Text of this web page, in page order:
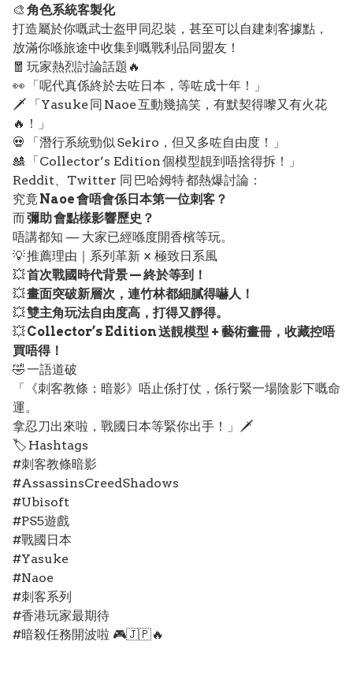
🎨 角色系統客製化
打造屬於你嘅武士盔甲同忍裝，甚至可以自建刺客據點，
放滿你喺旅途中收集到嘅戰利品同盟友！
🧧 玩家熱烈討論話題🔥
👀 「呢代真係終於去咗日本，等咗成十年！」
🗡️ 「Yasuke 同 Naoe 互動幾搞笑，有默契得嚟又有火花
🔥！」
💀 「潛行系統勁似 Sekiro，但又多咗自由度！」
🎎 「Collector’s Edition 個模型靚到唔捨得拆！」
Reddit、Twitter 同 巴哈姆特 都熱爆討論：
究竟 Naoe 會唔會係日本第一位刺客？
而彌助 會點樣影響歷史？
唔講都知 — 大家已經喺度開香檳等玩。
💡 推薦理由｜系列革新 × 極致日系風
💥首次戰國時代背景 — 終於等到！
💥畫面突破新層次，連竹林都細膩得嚇人！
💥雙主角玩法自由度高，打得又靜得。
💥Collector’s Edition 送靚模型 + 藝術畫冊，收藏控唔
買唔得！
🤣 一語道破
「《刺客教條：暗影》唔止係打仗，係行緊一場陰影下嘅命
運。
拿忍刀出來啦，戰國日本等緊你出手！」🗡️
🏷️ Hashtags
#刺客教條暗影
#AssassinsCreedShadows
#Ubisoft
#PS5遊戲
#戰國日本
#Yasuke
#Naoe
#刺客系列
#香港玩家最期待
#暗殺任務開波啦 🎮🇯🇵🔥